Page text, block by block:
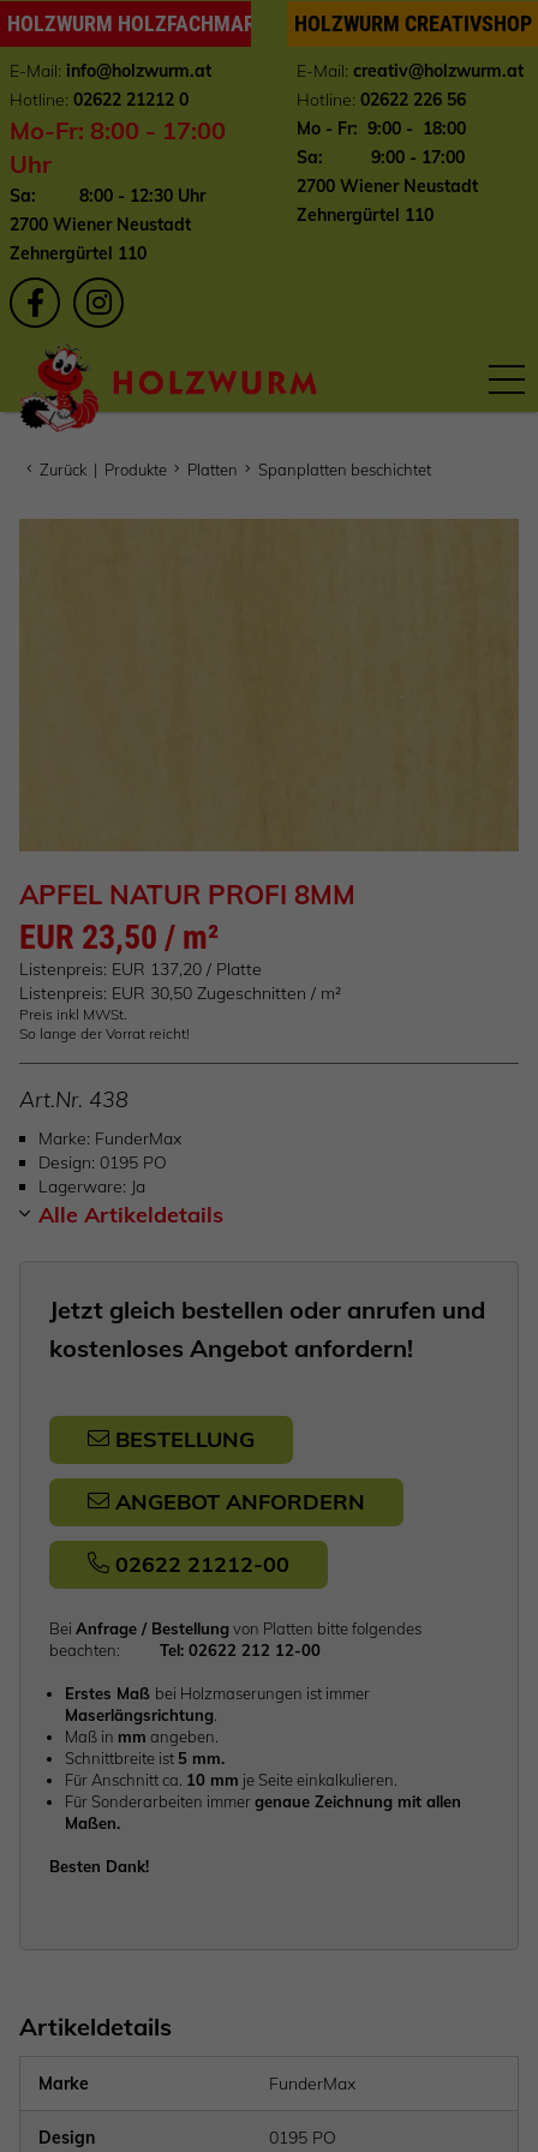
HOLZWURM HOLZFACHMARKT
E-Mail: info@holzwurm.at
Hotline: 02622 21212 0
Mo-Fr: 8:00 - 17:00
Uhr
Sa: 8:00 - 12:30 Uhr
2700 Wiener Neustadt
Zehnergürtel 110
HOLZWURM CREATIVSHOP
E-Mail: creativ@holzwurm.at
Hotline: 02622 226 56
Mo - Fr: 9:00 - 18:00
Sa: 9:00 - 17:00
2700 Wiener Neustadt
Zehnergürtel 110
Zurück | Produkte Platten Spanplatten beschichtet
APFEL NATUR PROFI 8MM
EUR 23,50 / m²
Listenpreis: EUR 137,20 / Platte
Listenpreis: EUR 30,50 Zugeschnitten / m²
Preis inkl MWSt.
So lange der Vorrat reicht!
Art.Nr. 438
Marke FunderMax
Design 0195 PO
Lagerware Ja
Alle Artikeldetails
Jetzt gleich bestellen oder anrufen und
kostenloses Angebot anfordern!
BESTELLUNG
ANGEBOT ANFORDERN
02622 21212-00
Bei Anfrage / Bestellung von Platten bitte folgendes
beachten: Tel: 02622 212 12-00
Erstes Maß bei Holzmaserungen ist immer
Maserlängsrichtung.
Maß in mm angeben.
Schnittbreite ist 5 mm.
Für Anschnitt ca. 10 mm je Seite einkalkulieren.
Für Sonderarbeiten immergenaue Zeichnung mit allen
Maßen.
Besten Dank!
Artikeldetails
Marke FunderMax
Design 0195 PO